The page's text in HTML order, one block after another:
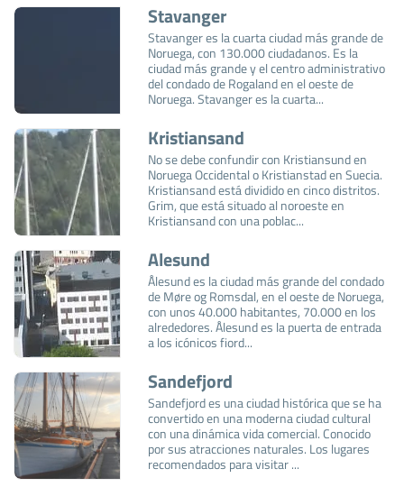
Stavanger
Stavanger es la cuarta ciudad más grande de
Noruega, con 130.000 ciudadanos. Es la
ciudad más grande y el centro administrativo
del condado de Rogaland en el oeste de
Noruega. Stavanger es la cuarta...
Kristiansand
No se debe confundir con Kristiansund en
Noruega Occidental o Kristianstad en Suecia.
Kristiansand está dividido en cinco distritos.
Grim, que está situado al noroeste en
Kristiansand con una poblac...
Alesund
Ålesund es la ciudad más grande del condado
de Møre og Romsdal, en el oeste de Noruega,
con unos 40.000 habitantes, 70.000 en los
alrededores. Ålesund es la puerta de entrada
a los icónicos fiord...
Sandefjord
Sandefjord es una ciudad histórica que se ha
convertido en una moderna ciudad cultural
con una dinámica vida comercial. Conocido
por sus atracciones naturales. Los lugares
recomendados para visitar ...